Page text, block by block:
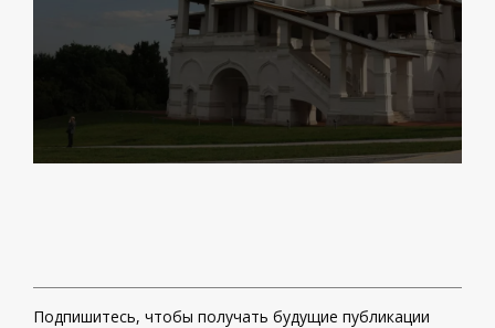
Подпишитесь, чтобы получать будущие публикации